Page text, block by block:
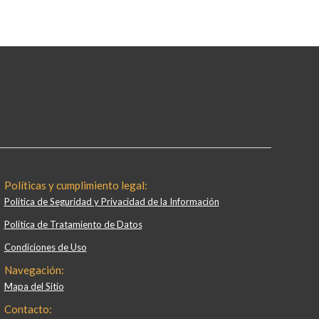
Políticas y cumplimiento legal:
Política de Seguridad y Privacidad de la Información
Política de Tratamiento de Datos
Condiciones de Uso
Navegación:
Mapa del Sitio
Contacto: